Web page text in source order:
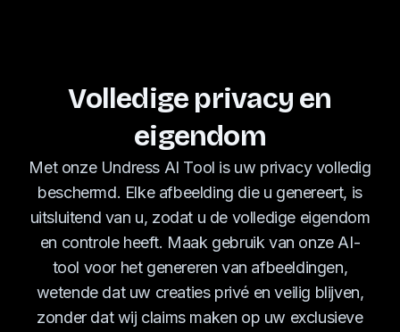
Volledige privacy en
eigendom
Met onze Undress AI Tool is uw privacy volledig
beschermd. Elke afbeelding die u genereert, is
uitsluitend van u, zodat u de volledige eigendom
en controle heeft. Maak gebruik van onze AI-
tool voor het genereren van afbeeldingen,
wetende dat uw creaties privé en veilig blijven,
zonder dat wij claims maken op uw exclusieve